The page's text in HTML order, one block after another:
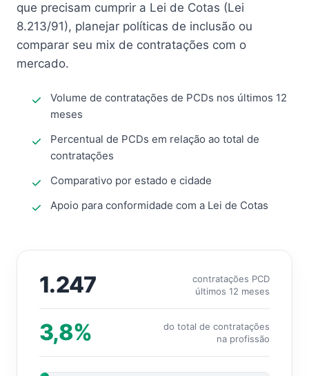
que precisam cumprir a Lei de Cotas (Lei
8.213/91), planejar políticas de inclusão ou
comparar seu mix de contratações com o
mercado.
Volume de contratações de PCDs nos últimos 12
meses
Percentual de PCDs em relação ao total de
contratações
Comparativo por estado e cidade
Apoio para conformidade com a Lei de Cotas
1.247
contratações PCD
últimos 12 meses
3,8%
do total de contratações
na profissão